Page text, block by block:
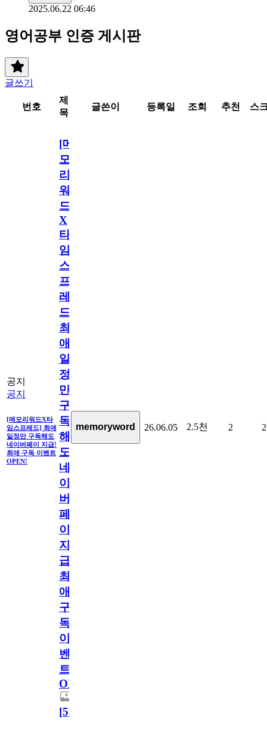
2025.06.22 06:46
영어공부 인증 게시판
글쓰기
번호
제
목
글쓴이 등록일 조회 추천 스
공지
공지
[메모리워드X타
임스프레드] 최애
일정만 구독해도
네이버페이 지급!
최애 구독 이벤트
OPEN!
[메
모
리
워
드
X
타
임
스
프
레
드]
최
애
일
정
만
구
독
해
도
네
이
버
페
이
지
급!
최
애
구
독
이
벤
트
OPEN!
[5]
memoryword 26.06.05 2.5천 2 2